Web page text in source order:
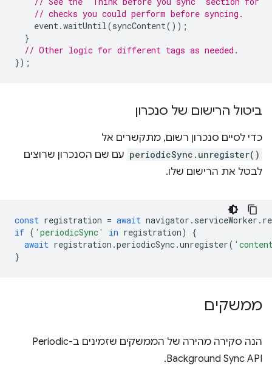
// checks you could perform before syncing.
event.waitUntil(syncContent());
}
// Other logic for different tags as needed.
});
ביטול הרישום של סנכרון
כדי לסיים סנכרון רשום, מתקשרים אל
periodicSync.unregister() עם שם הסנכרון שרוצים
לבטל את הרישום שלו.
const registration = await navigator . serviceWorker .
if ( 'periodicSync' in registration)
{
await registration .periodicSync.unregister(
}
ממשקים
הנה סקירה מהירה של הממשקים שזמינים ב-Periodic
Background Sync API.